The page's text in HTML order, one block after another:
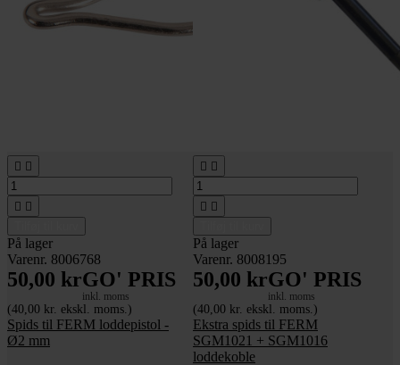
 
 
På lager
Varenr. 8006768
50,00 krGO' PRIS
inkl. moms
(40,00 kr. ekskl. moms.)
Spids til FERM loddepistol -
Ø2 mm
 
 
På lager
Varenr. 8008195
50,00 krGO' PRIS
inkl. moms
(40,00 kr. ekskl. moms.)
Ekstra spids til FERM
SGM1021 + SGM1016
loddekoble